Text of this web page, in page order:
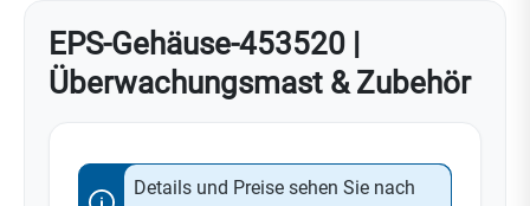
EPS-Gehäuse-453520 |
Überwachungsmast & Zubehör
Details und Preise sehen Sie nach